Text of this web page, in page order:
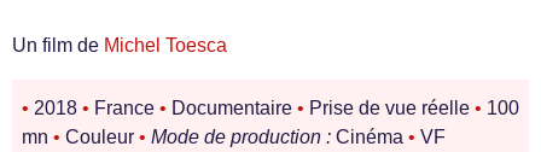
Un film de Michel Toesca
• 2018 • France • Documentaire • Prise de vue réelle • 100
mn • Couleur • Mode de production : Cinéma • VF